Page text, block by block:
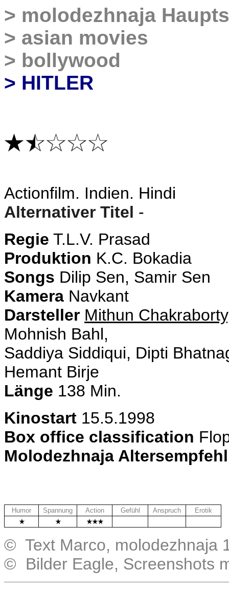
> molodezhnaja
> asian movies
> bollywood
> HITLER
Actionfilm. Indien. Hindi
Alternativer Titel -
Regie T.L.V. Prasad
Produktion K.C. Bokadia
Songs Dilip Sen, Samir Sen
Kamera Navkant
Darsteller Mithun Chakraborty
Mohnish Bahl,
Saddiya Siddiqui, Dipti
Hemant Birje
Länge 138 Min.
Kinostart 15.5.1998
Box office classification
Molodezhnaja
Humor Spannung Action Gefühl Anspruch
Erotik
© Text Marco, molodezhnaja
© Bilder Eagle, Screenshots